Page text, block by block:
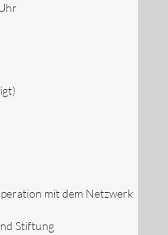
mit dem Netzwerk
Stiftung